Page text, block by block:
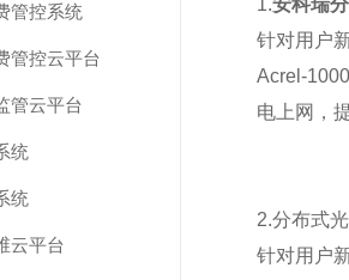
管控系统
管控云平台
管云平台
统
统
云平台
1.安科瑞
针对用户
Acrel-
电上网，
2.分布式
针对用户